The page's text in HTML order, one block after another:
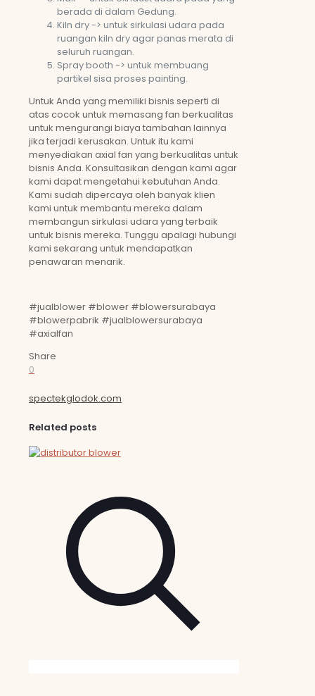
berada di dalam Gedung.
Kiln dry -> untuk sirkulasi udara pada
ruangan kiln dry agar panas merata di
seluruh ruangan.
Spray booth -> untuk membuang
partikel sisa proses painting.
Untuk Anda yang memiliki bisnis seperti di
atas cocok untuk memasang fan berkualitas
untuk mengurangi biaya tambahan lainnya
jika terjadi kerusakan. Untuk itu kami
menyediakan axial fan yang berkualitas untuk
bisnis Anda. Konsultasikan dengan kami agar
kami dapat mengetahui kebutuhan Anda.
Kami sudah dipercaya oleh banyak klien
kami untuk membantu mereka dalam
membangun sirkulasi udara yang terbaik
untuk bisnis mereka. Tunggu apalagi hubungi
kami sekarang untuk mendapatkan
penawaran menarik.
#jualblower #blower #blowersurabaya
#blowerpabrik #jualblowersurabaya
#axialfan
Share
0
spectekglodok.com
Related posts